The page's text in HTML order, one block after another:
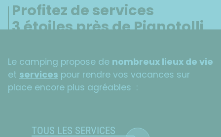
Profitez de services
3 étoiles près de Pianotolli
Le camping propose de nombreux lieux de vie
et services pour rendre vos vacances sur
place encore plus agréables :
TOUS LES SERVICES